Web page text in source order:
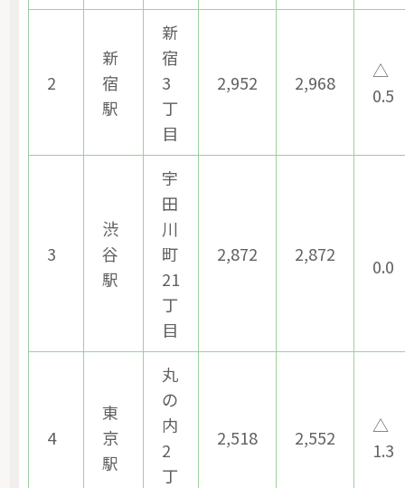
2
新
宿
駅
新
宿
3
丁
目
2,952 2,968
△
0.5
3
渋
谷
駅
宇
田
川
町
21
丁
目
2,872 2,872
0.0
4
東
京
駅
丸
の
内
2
丁
2,518 2,552
△
1.3